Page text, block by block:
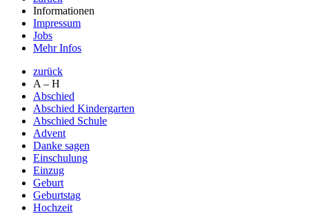
Informationen
Impressum
Jobs
Mehr Infos
zurück
A – H
Abschied
Abschied Kindergarten
Abschied Schule
Advent
Danke sagen
Einschulung
Einzug
Geburt
Geburtstag
Hochzeit